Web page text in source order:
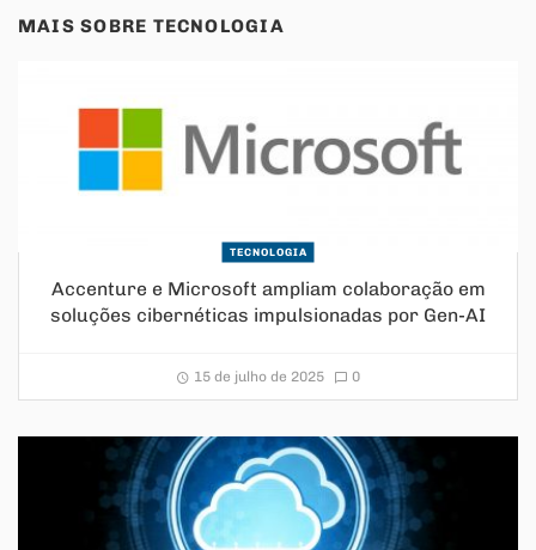
MAIS SOBRE TECNOLOGIA
TECNOLOGIA
Accenture e Microsoft ampliam colaboração em
soluções cibernéticas impulsionadas por Gen-AI
15 de julho de 2025 0